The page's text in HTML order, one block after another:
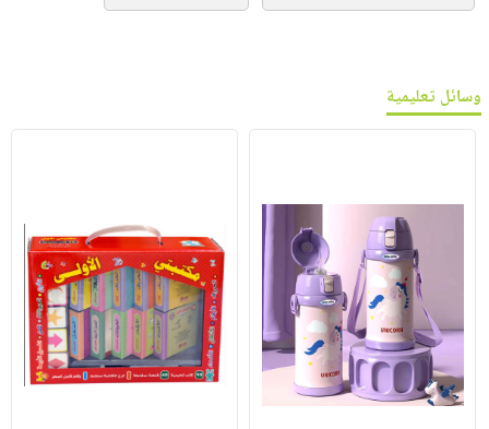
وسائل تعليمية